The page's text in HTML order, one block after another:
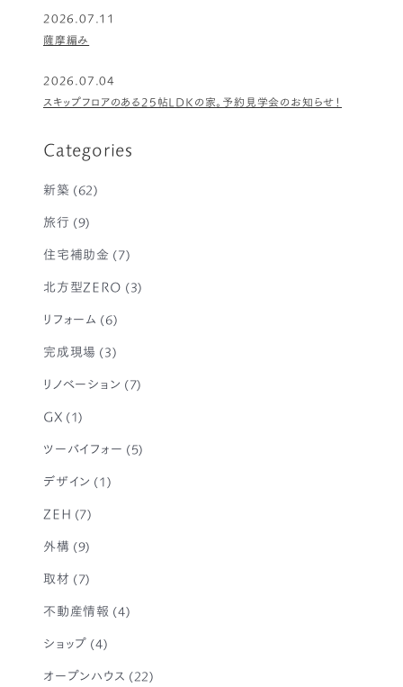
2026.07.11
薩摩編み
2026.07.04
スキップフロアのある25帖LDKの家。予約見学会のお知らせ！
Categories
新築 (62)
旅行 (9)
住宅補助金 (7)
北方型ZERO (3)
リフォーム (6)
完成現場 (3)
リノベーション (7)
GX (1)
ツーバイフォー (5)
デザイン (1)
ZEH (7)
外構 (9)
取材 (7)
不動産情報 (4)
ショップ (4)
オープンハウス (22)